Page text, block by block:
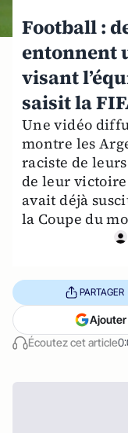
Football :
entonnent
visant
saisit la
Une vidéo
montre les
raciste de
de leur victoire
avait déjà
la Coupe du
Écoutez cet article
PARTAGER